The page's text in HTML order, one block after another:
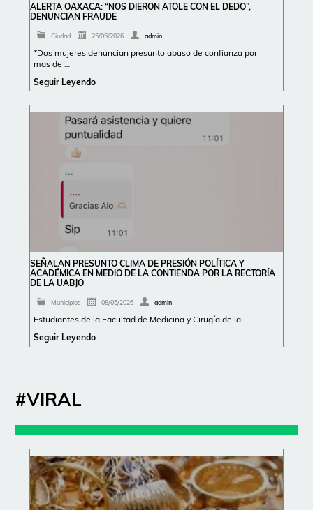
ALERTA OAXACA: “NOS DIERON ATOLE CON EL DEDO”,
DENUNCIAN FRAUDE
Ciudad 25/05/2026 admin
*Dos mujeres denuncian presunto abuso de confianza por
mas de …
Seguir Leyendo
SEÑALAN PRESUNTO CLIMA DE PRESIÓN POLÍTICA Y
ACADÉMICA EN MEDIO DE LA CONTIENDA POR LA RECTORÍA
DE LA UABJO
Municipios 08/05/2026 admin
Estudiantes de la Facultad de Medicina y Cirugía de la …
Seguir Leyendo
#VIRAL